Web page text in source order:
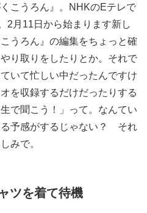
こうろん』。NHKのEテレで
2月11日から始まります新し
うろん』の編集をちょっと確
り取りをしたりとか。それで
いて忙しい中だったんですけ
を収録するだけだったりする
で聞こう！」って。なんてい
予感がするじゃない？ それ
みで。
ツを着て待機